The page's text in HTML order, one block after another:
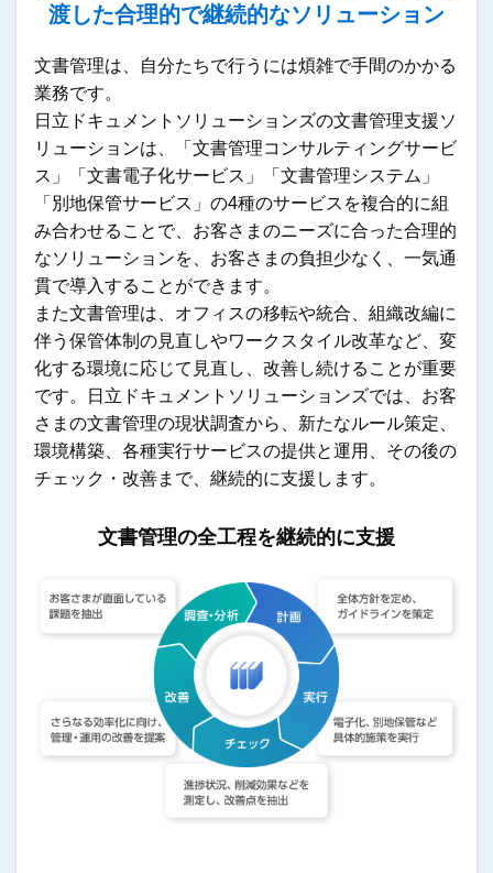
渡した合理的で継続的なソリューション
文書管理は、自分たちで行うには煩雑で手間のかかる
業務です。
日立ドキュメントソリューションズの文書管理支援ソ
リューションは、「文書管理コンサルティングサービ
ス」「文書電子化サービス」「文書管理システム」
「別地保管サービス」の4種のサービスを複合的に組
み合わせることで、お客さまのニーズに合った合理的
なソリューションを、お客さまの負担少なく、一気通
貫で導入することができます。
また文書管理は、オフィスの移転や統合、組織改編に
伴う保管体制の見直しやワークスタイル改革など、変
化する環境に応じて見直し、改善し続けることが重要
です。日立ドキュメントソリューションズでは、お客
さまの文書管理の現状調査から、新たなルール策定、
環境構築、各種実行サービスの提供と運用、その後の
チェック・改善まで、継続的に支援します。
文書管理の全工程を継続的に支援